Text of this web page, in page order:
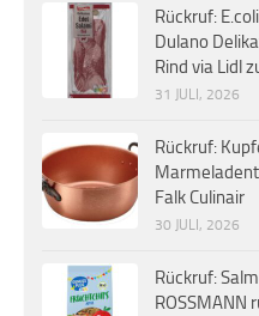
Rückruf:
Dulano
Rind via Lidl
31 JULI, 2026
Rückruf:
Falk Culinair
30 JULI, 2026
Rückruf:
ROSSMANN